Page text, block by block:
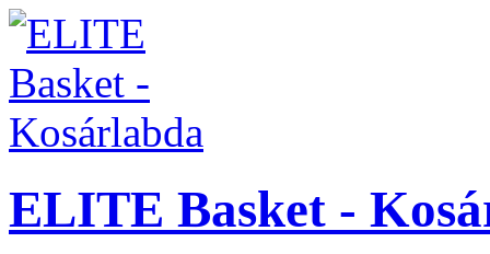
ELITE Basket -